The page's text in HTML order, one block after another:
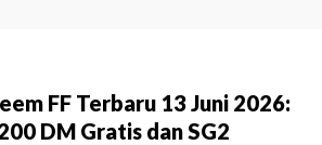
FF Terbaru 13 Juni 2026:
DM Gratis dan SG2